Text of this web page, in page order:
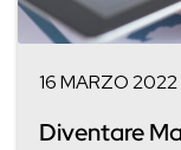
16 MARZO 2022
Diventare